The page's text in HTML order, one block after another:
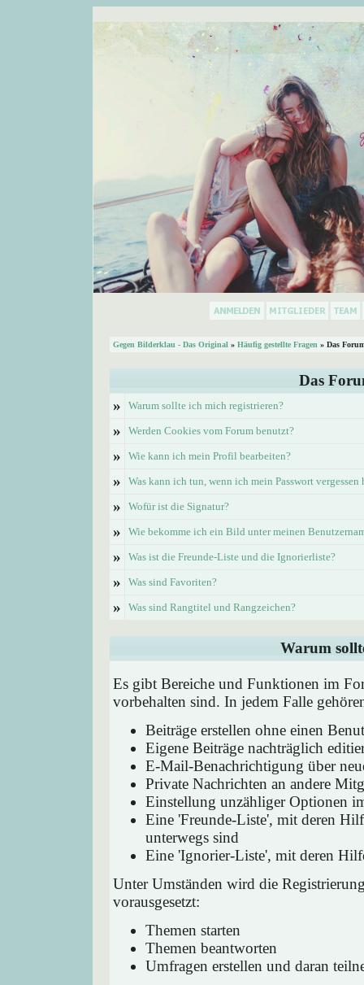
Gegen Bilderklau - Das Original » Häufig gestellte Fragen » Das
Das
»
Warum sollte ich mich registrieren?
» Werden Cookies vom Forum benutzt?
» Wie kann ich mein Profil bearbeiten?
» Was kann ich tun, wenn ich mein Passwort vergessen
» Wofür ist die Signatur?
» Wie bekomme ich ein Bild unter meinen
» Was ist die Freunde-Liste und die Ignorierliste?
» Was sind Favoriten?
» Was sind Rangtitel und Rangzeichen?
Warum
Es gibt Bereiche und Funktionen im
vorbehalten sind. In jedem Falle
Beiträge erstellen ohne einen
Eigene Beiträge nachträglich
E-Mail-Benachrichtigung über
Private Nachrichten an andere
Einstellung unzähliger Optionen
Eine 'Freunde-Liste', mit deren
unterwegs sind
Eine 'Ignorier-Liste', mit deren
Unter Umständen wird die
vorausgesetzt:
Themen starten
Themen beantworten
Umfragen erstellen und daran